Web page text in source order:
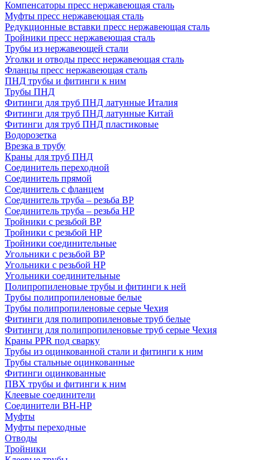
Компенсаторы пресс нержавеющая сталь
Муфты пресс нержавеющая сталь
Редукционные вставки пресс нержавеющая сталь
Тройники пресс нержавеющая сталь
Трубы из нержавеющей стали
Уголки и отводы пресс нержавеющая сталь
Фланцы пресс нержавеющая сталь
ПНД трубы и фитинги к ним
Трубы ПНД
Фитинги для труб ПНД латунные Италия
Фитинги для труб ПНД латунные Китай
Фитинги для труб ПНД пластиковые
Водорозетка
Врезка в трубу
Краны для труб ПНД
Соединитель переходной
Соединитель прямой
Соединитель с фланцем
Соединитель труба – резьба ВР
Соединитель труба – резьба НР
Тройники с резьбой ВР
Тройники с резьбой НР
Тройники соединительные
Угольники с резьбой ВР
Угольники с резьбой НР
Угольники соединительные
Полипропиленовые трубы и фитинги к ней
Трубы полипропиленовые белые
Трубы полипропиленовые серые Чехия
Фитинги для полипропиленовые труб белые
Фитинги для полипропиленовые труб серые Чехия
Краны PPR под сварку
Трубы из оцинкованной стали и фитинги к ним
Трубы стальные оцинкованные
Фитинги оцинкованные
ПВХ трубы и фитинги к ним
Клеевые соединители
Соединители ВН-НР
Муфты
Муфты переходные
Отводы
Тройники